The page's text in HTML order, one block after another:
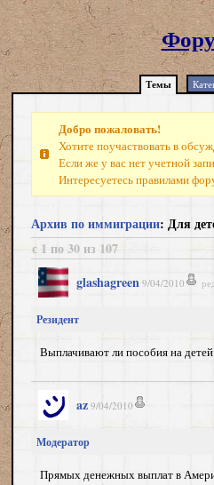
Темы
Добро пожаловать!
Хотите поучаствовать в
Если же у вас нет учетной
Интересуетесь правилами
Архив по иммиграции: Для
с 1 по 30 из 107
glashagreen 9/04/2010
Резидент
Выплачивают ли пособия на
az 9/04/2010
Модератор
Прямых денежных выплат в